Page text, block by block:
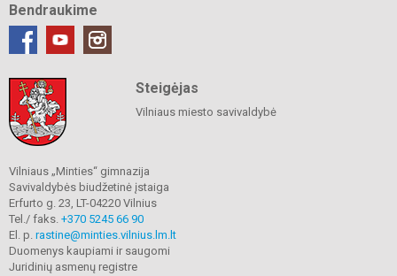
Bendraukime
Steigėjas
Vilniaus miesto savivaldybė
Vilniaus „Minties“ gimnazija
Savivaldybės biudžetinė įstaiga
Erfurto g. 23, LT-04220 Vilnius
Tel./ faks. +370 5245 66 90
El. p. rastine@minties.vilnius.lm.lt
Duomenys kaupiami ir saugomi
Juridinių asmenų registre